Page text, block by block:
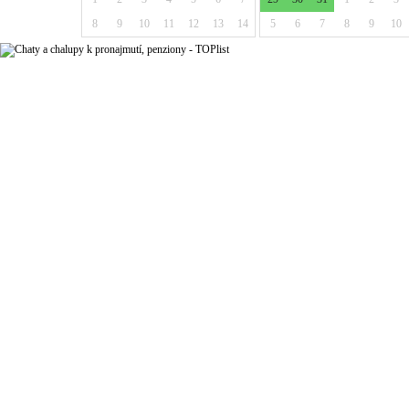
8
9 10 11 12 13 14
5
6 7 8 9 10